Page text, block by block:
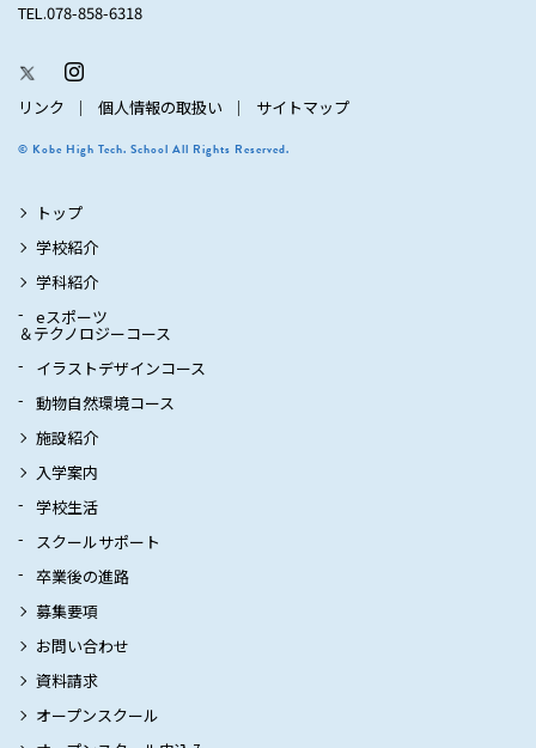
TEL.078-858-6318
リンク 個人情報の取扱い サイトマップ
© Kobe High Tech. School All Rights Reserved.
トップ
学校紹介
学科紹介
eスポーツ
＆テクノロジーコース
イラストデザインコース
動物自然環境コース
施設紹介
入学案内
学校生活
スクールサポート
卒業後の進路
募集要項
お問い合わせ
資料請求
オープンスクール